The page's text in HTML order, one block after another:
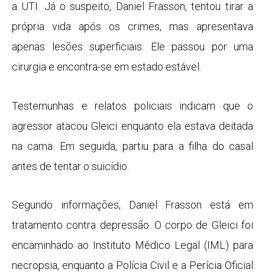
a UTI. Já o suspeito, Daniel Frasson, tentou tirar a
própria vida após os crimes, mas apresentava
apenas lesões superficiais. Ele passou por uma
cirurgia e encontra-se em estado estável.
Testemunhas e relatos policiais indicam que o
agressor atacou Gleici enquanto ela estava deitada
na cama. Em seguida, partiu para a filha do casal
antes de tentar o suicídio.
Segundo informações, Daniel Frasson está em
tratamento contra depressão. O corpo de Gleici foi
encaminhado ao Instituto Médico Legal (IML) para
necropsia, enquanto a Polícia Civil e a Perícia Oficial